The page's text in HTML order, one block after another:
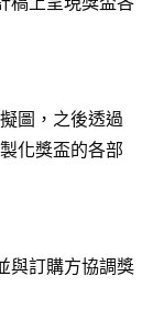
圖，之後透過
化獎盃的各部
與訂購方協調獎